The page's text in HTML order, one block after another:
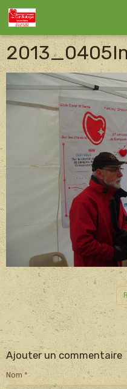
Ajouter un commentaire
Nom